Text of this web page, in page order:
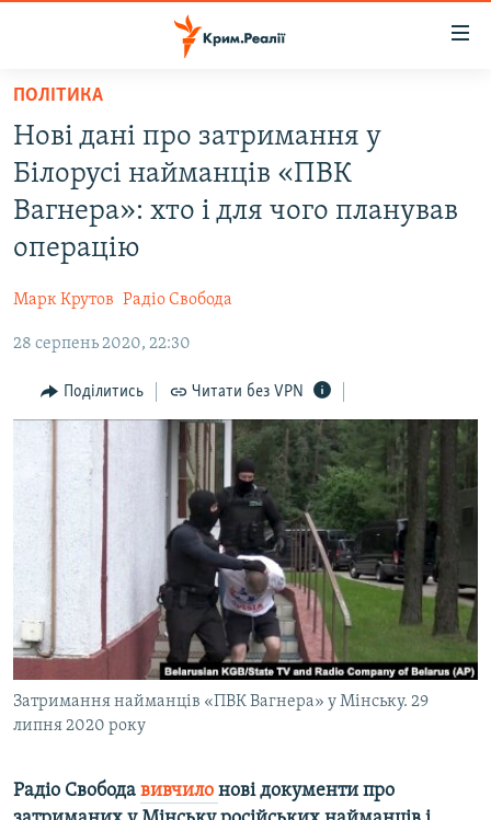
Перейти
основного
матеріалу
Перейти
до
основної
Перейти
до
ВОДА.КРИМ
ВІДЕО ТА ФОТО
ПОГЛЯД
ІНТЕРВ'Ю
ВСЕ ЗА ДЕНЬ
СПЕЦПРОЕКТИ
ДЕПОРТАЦІЯ
ВІДЕОУРОКИ «ELIFBE»
СВІДЧЕННЯ ОКУПАЦІЇ
УКРАЇНСЬКА ПРОБЛЕМА КРИМУ
ІНФОГРАФІКА
ЯК ОБІЙТИ БЛОКУВАННЯ
Русский
Qırımtatar
ДОЛУЧАЙСЯ!
Усі сайти RFE/RL
ПОЛІТИКА
Нові дані про затримання у
Білорусі найманців «ПВК
Вагнера»: хто і для чого планував
операцію
Марк Крутов Радіо Свобода
28 серпень 2020, 22:30
Поділитись Читати без VPN
Затримання найманців «ПВК Вагнера» у Мінську. 29
липня 2020 року
Радіо Свобода вивчило нові документи про